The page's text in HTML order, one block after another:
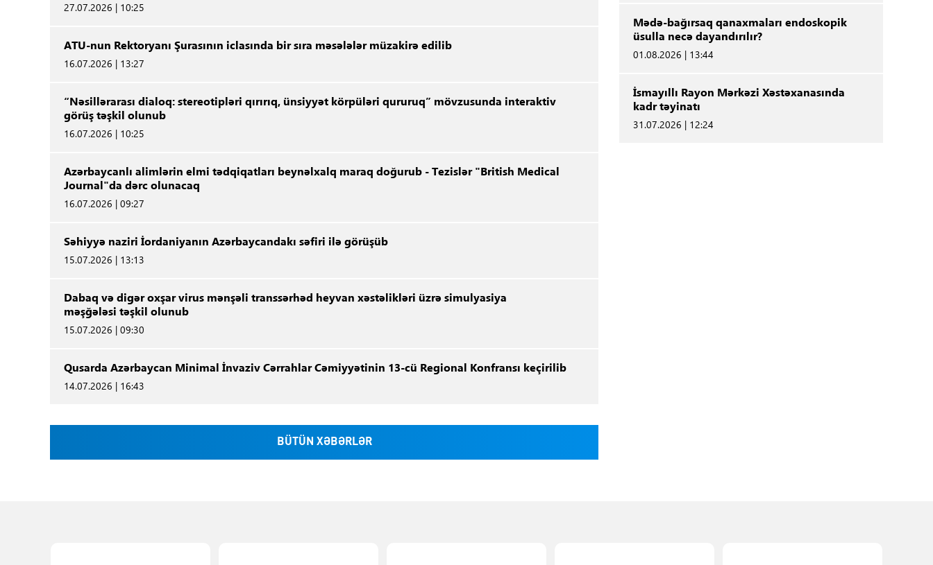
27.07.2026 | 10:25
ATU-nun Rektoryanı Şurasının iclasında bir sıra məsələlər müzakirə edilib
16.07.2026 | 13:27
“Nəsillərarası dialoq: stereotipləri qırırıq, ünsiyyət körpüləri qururuq” mövzusunda interaktiv
görüş təşkil olunub
16.07.2026 | 10:25
Azərbaycanlı alimlərin elmi tədqiqatları beynəlxalq maraq doğurub - Tezislər "British Medical
Journal"da dərc olunacaq
16.07.2026 | 09:27
Səhiyyə naziri İordaniyanın Azərbaycandakı səfiri ilə görüşüb
15.07.2026 | 13:13
Dabaq və digər oxşar virus mənşəli transsərhəd heyvan xəstəlikləri üzrə simulyasiya
məşğələsi təşkil olunub
15.07.2026 | 09:30
Qusarda Azərbaycan Minimal İnvaziv Cərrahlar Cəmiyyətinin 13-cü Regional Konfransı keçirilib
14.07.2026 | 16:43
BÜTÜN XƏBƏRLƏR
Mədə-bağırsaq qanaxmaları endoskopik
üsulla necə dayandırılır?
01.08.2026 | 13:44
İsmayıllı Rayon Mərkəzi Xəstəxanasında
kadr təyinatı
31.07.2026 | 12:24